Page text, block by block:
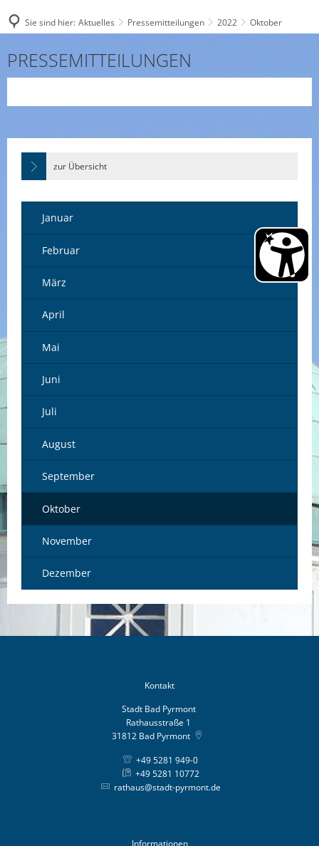
Sie sind hier: Aktuelles Pressemitteilungen 2022 Oktober
Oktober
PRESSEMITTEILUNGEN
zur Übersicht
Januar
Februar
März
April
Mai
Juni
Juli
August
September
Oktober
November
Dezember
Kontakt
Stadt Bad Pyrmont
Rathausstraße 1
31812 Bad Pyrmont
+49 5281 949-0
+49 5281 10772
rathaus@stadt-pyrmont.de
Informationen